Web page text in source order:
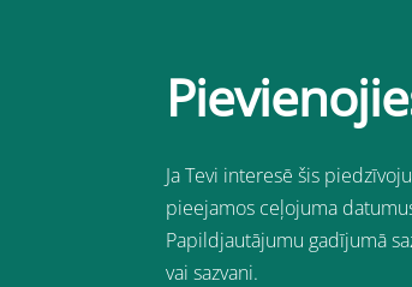
Ja Tevi interesē šis
pieejamos ceļojuma
Papildjautājumu gadījumā
vai sazvani.